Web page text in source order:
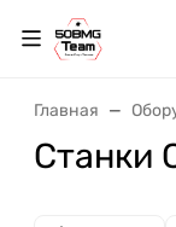
Главная
Станки